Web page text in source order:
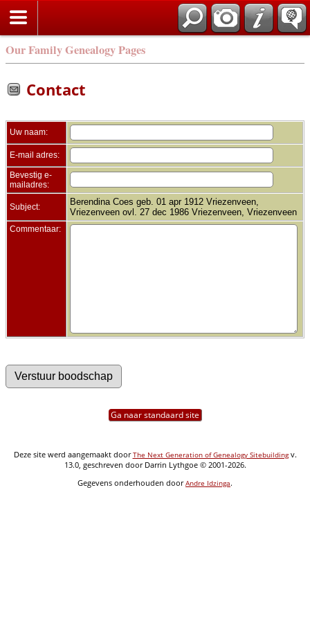
Our Family Genealogy Pages
Contact
Uw naam:
E-mail adres:
Bevestig e-
mailadres:
Subject:
Berendina Coes geb. 01 apr 1912 Vriezenveen,
Vriezenveen ovl. 27 dec 1986 Vriezenveen, Vriezenveen
Commentaar:
Ga naar standaard site
Deze site werd aangemaakt doorThe Next Generation of Genealogy Sitebuildingv.
13.0, geschreven door Darrin Lythgoe © 2001-2026.
Gegevens onderhouden doorAndre Idzinga.